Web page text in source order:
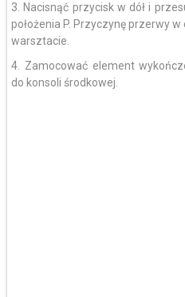
3. Nacisnąć przycisk w dół i
położenia P. Przyczynę przerwy
warsztacie.
4. Zamocować element
do konsoli środkowej.